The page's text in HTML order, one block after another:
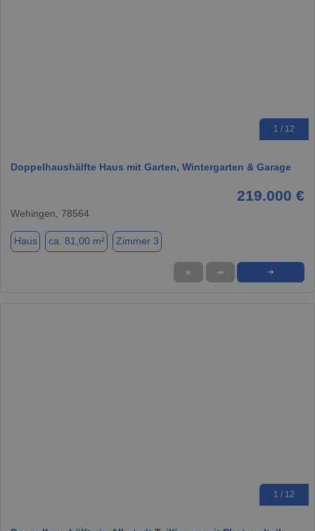
1 / 12
Doppelhaushälfte Haus mit Garten, Wintergarten & Garage
219.000 €
Wehingen, 78564
Haus ca. 81,00 m² Zimmer 3
★ ➦ ➜
1 / 12